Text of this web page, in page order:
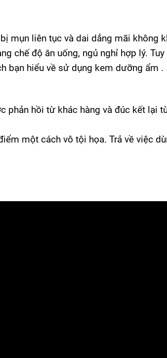
mụn liên tục và dai dẳng mãi không
chế độ ăn uống, ngủ nghỉ hợp lý. Tuy
bạn hiểu về sử dụng kem dưỡng ẩm .
phản hồi từ khác hàng và đúc kết lại
một cách vô tội họa. Trả về việc